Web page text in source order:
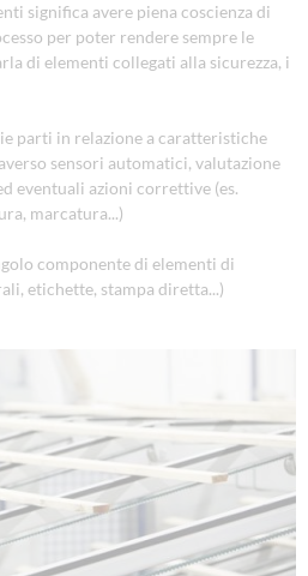
significa avere piena coscienza di
per poter rendere sempre le
di elementi collegati alla sicurezza, i
parti in relazione a caratteristiche
sensori automatici, valutazione
eventuali azioni correttive (es.
marcatura...)
componente di elementi di
etichette, stampa diretta...)